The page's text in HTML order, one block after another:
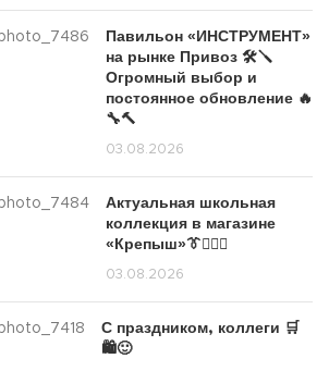
Павильон «ИНСТРУМЕНТ»
на рынке Привоз 🛠️🪛
Огромный выбор и
постоянное обновление 🔥
🔧🔨
03.08.2026
Актуальная школьная
коллекция в магазине
«Крепыш»👔🙋🏽‍♀️
03.08.2026
С праздником, коллеги 🛒
🛍️🙂